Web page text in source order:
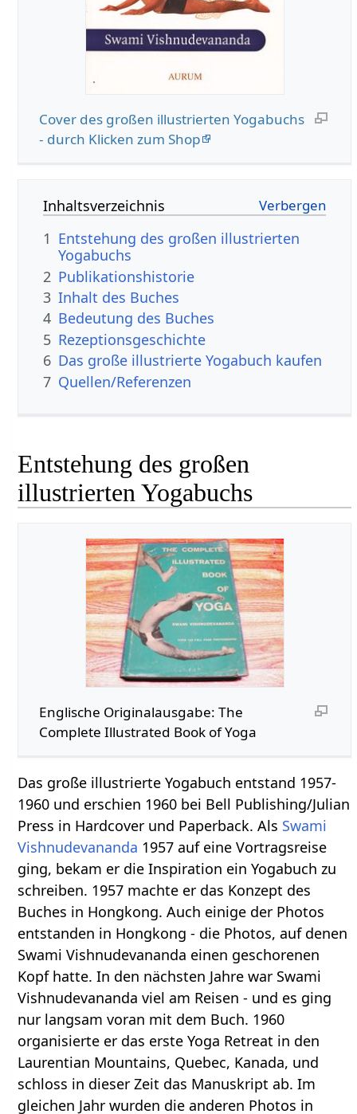
Cover des großen illustrierten Yogabuchs
- durch Klicken zum Shop
Inhaltsverzeichnis
1 Entstehung des großen illustrierten
Yogabuchs
2 Publikationshistorie
3 Inhalt des Buches
4 Bedeutung des Buches
5 Rezeptionsgeschichte
6 Das große illustrierte Yogabuch kaufen
7 Quellen/Referenzen
Entstehung des großen
illustrierten Yogabuchs
Englische Originalausgabe: The
Complete Illustrated Book of Yoga
Das große illustrierte Yogabuch entstand 1957-
1960 und erschien 1960 bei Bell Publishing/Julian
Press in Hardcover und Paperback. Als Swami
Vishnudevananda 1957 auf eine Vortragsreise
ging, bekam er die Inspiration ein Yogabuch zu
schreiben. 1957 machte er das Konzept des
Buches in Hongkong. Auch einige der Photos
entstanden in Hongkong - die Photos, auf denen
Swami Vishnudevananda einen geschorenen
Kopf hatte. In den nächsten Jahre war Swami
Vishnudevananda viel am Reisen - und es ging
nur langsam voran mit dem Buch. 1960
organisierte er das erste Yoga Retreat in den
Laurentian Mountains, Quebec, Kanada, und
schloss in dieser Zeit das Manuskript ab. Im
gleichen Jahr wurden die anderen Photos in